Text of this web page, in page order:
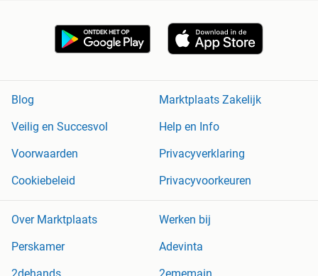
Blog
Marktplaats Zakelijk
Veilig en Succesvol
Help en Info
Voorwaarden
Privacyverklaring
Cookiebeleid
Privacyvoorkeuren
Over Marktplaats
Werken bij
Perskamer
Adevinta